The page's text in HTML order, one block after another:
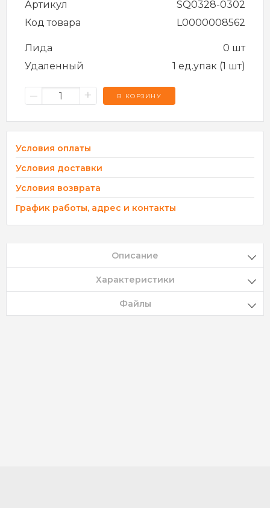
Артикул
SQ0328-0302
Код товара
L0000008562
Лида
0 шт
Удаленный
1 ед.упак (1 шт)
– + В КОРЗИНУ
Условия оплаты
Условия доставки
Условия возврата
График работы, адрес и контакты
Описание
Характеристики
Файлы